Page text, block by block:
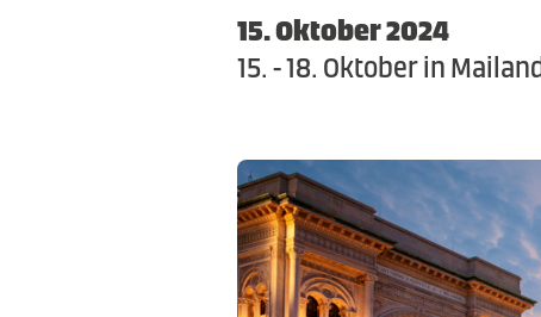
15. Oktober 2024
15. - 18. Oktober in